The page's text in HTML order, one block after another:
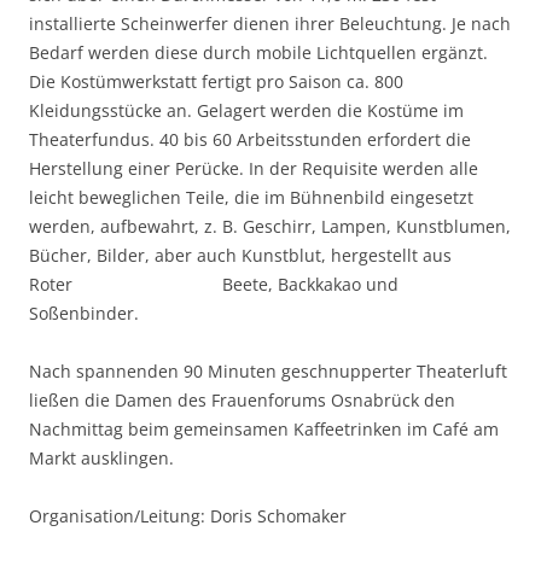
installierte Scheinwerfer dienen ihrer Beleuchtung. Je nach
Bedarf werden diese durch mobile Lichtquellen ergänzt.
Die Kostümwerkstatt fertigt pro Saison ca. 800
Kleidungsstücke an. Gelagert werden die Kostüme im
Theaterfundus. 40 bis 60 Arbeitsstunden erfordert die
Herstellung einer Perücke. In der Requisite werden alle
leicht beweglichen Teile, die im Bühnenbild eingesetzt
werden, aufbewahrt, z. B. Geschirr, Lampen, Kunstblumen,
Bücher, Bilder, aber auch Kunstblut, hergestellt aus
Roter Beete, Backkakao und
Soßenbinder.
Nach spannenden 90 Minuten geschnupperter Theaterluft
ließen die Damen des Frauenforums Osnabrück den
Nachmittag beim gemeinsamen Kaffeetrinken im Café am
Markt ausklingen.
Organisation/Leitung: Doris Schomaker